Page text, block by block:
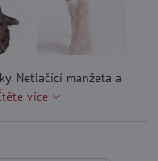
Netlačící manžeta a
více